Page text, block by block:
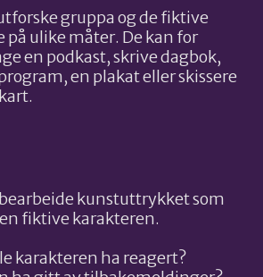
gruppa og de fiktive
på ulike måter. De kan for
en podkast, skrive dagbok,
en plakat eller skissere
kunstuttrykket som
fiktive karakteren.
karakteren ha reagert?